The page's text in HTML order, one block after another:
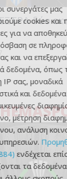
δύο
συνεργάτες μας
cookies και
για να
σε
και να
δεδομένα, όπως
IP σας, μοναδικά
και
μέτρηση
ανάλυση
ενδέχεται
τα